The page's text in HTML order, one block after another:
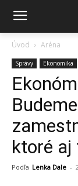
Úvod Aréna
Správy Ekonomika
ktoré aj
Podľa Lenka Dale -